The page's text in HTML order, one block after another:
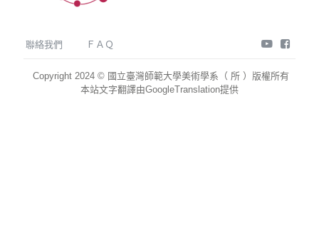
聯絡我們 ＦＡＱ youtube
Copyright 2024 © 國立臺灣師範大學美術學系（ 所 ）版權所有
本站文字翻譯由GoogleTranslation提供